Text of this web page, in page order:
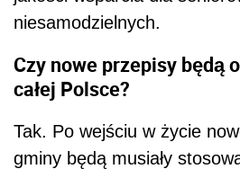
niesamodzielnych.
Czy nowe przepisy będą
całej Polsce?
Tak. Po wejściu w życie
gminy będą musiały